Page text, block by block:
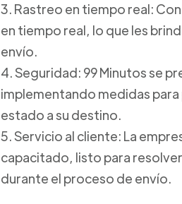
3. Rastreo en tiempo real:
en tiempo real, lo que les
envío.
4. Seguridad: 99 Minutos se
implementando medidas
estado a su destino.
5. Servicio al cliente: La
capacitado, listo para
durante el proceso de envío.